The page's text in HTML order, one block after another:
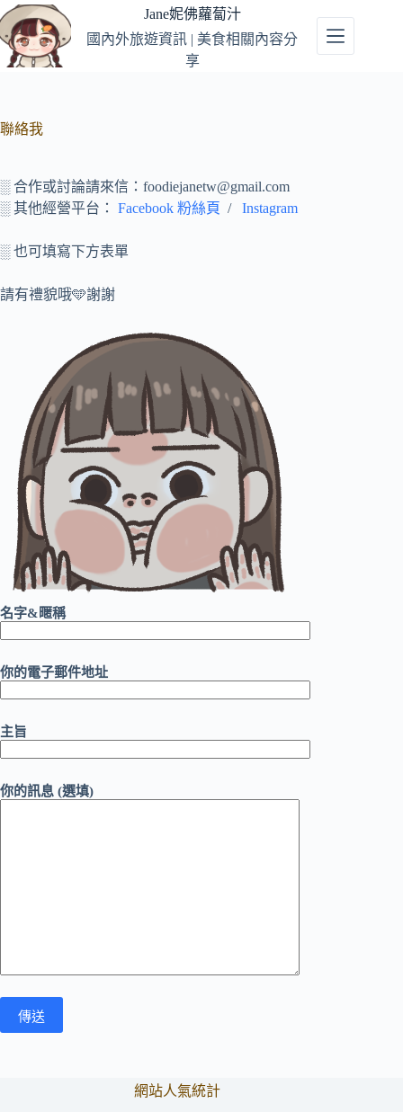
跳
至
主
容
Jane妮佛蘿蔔汁
國內外旅遊資訊 | 美食相關內容分
享
聯絡我
░ 合作或討論請來信：foodiejanetw@gmail.com
░ 其他經營平台： Facebook 粉絲頁 / Instagram
░ 也可填寫下方表單
請有禮貌哦🩵謝謝
名字&暱稱
你的電子郵件地址
主旨
你的訊息 (選填)
網站人氣統計